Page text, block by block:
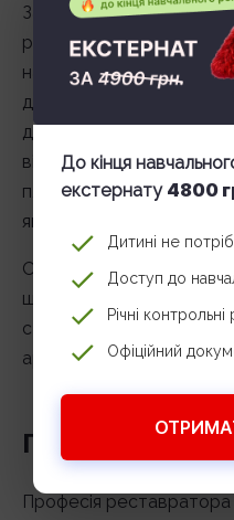
До кінця
екстернату 4800
Дитині не
Доступ до
Річні
Офіційний
Заробіток залежить від
роботи. У державних
найчастіше середні, зате
доступ до унікальних
дохід може бути
відповідальність
платити великі суми,
якості.
Особливим попитом
що спеціалізуються на
стародавні рукописи,
архітектурні пам’ятки.
Перспективи
Професія